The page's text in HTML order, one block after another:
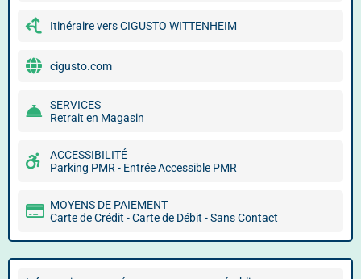
Itinéraire vers CIGUSTO WITTENHEIM
cigusto.com
SERVICES
Retrait en Magasin
ACCESSIBILITÉ
Parking PMR - Entrée Accessible PMR
MOYENS DE PAIEMENT
Carte de Crédit - Carte de Débit - Sans Contact